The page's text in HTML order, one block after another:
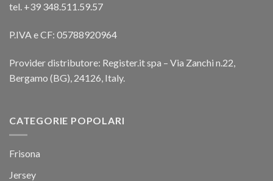
tel. +39 348.511.59.57
P.IVA e CF: 05788920964
Provider distributore: Register.it spa – Via Zanchi n.22,
Bergamo (BG), 24126, Italy.
CATEGORIE POPOLARI
Frisona
Jersey